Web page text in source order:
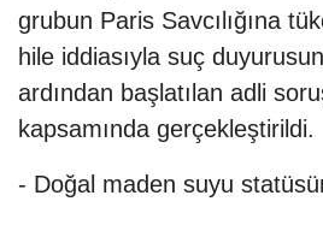
grubun Paris Savcılığına
hile iddiasıyla suç
ardından başlatılan adli
kapsamında gerçekleştirildi.
- Doğal maden suyu